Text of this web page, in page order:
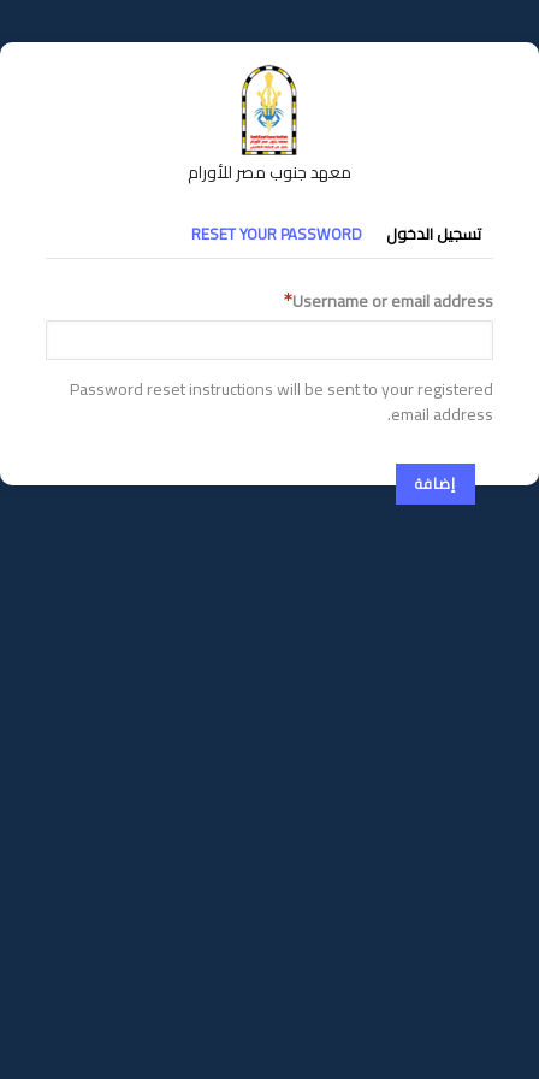
إلى
المحتوى
معهد جنوب مصر للأورام
التبويبات
الأساسية
تسجيل الدخول RESET YOUR PASSWORD
Username or email address
Password reset instructions will be sent to your registered
email address.